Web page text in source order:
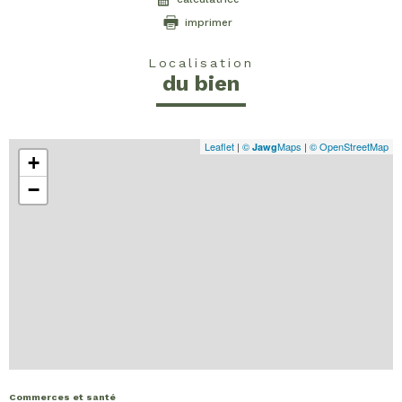
imprimer
Localisation
du bien
+
−
Leaflet | © JawgMaps | © OpenStreetMap
Commerces et santé